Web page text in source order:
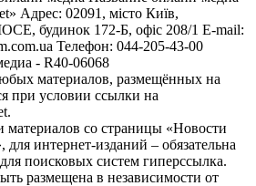
Адрес: 02091, місто Київ,
будинок 172-Б, офіс 208/1 E-mail:
Телефон: 044-205-43-00
- R40-06068
материалов, размещённых на
при условии ссылки на
со страницы «Новости
интернет-изданий – обязательна
поисковых систем гиперссылка.
размещена в независимости от